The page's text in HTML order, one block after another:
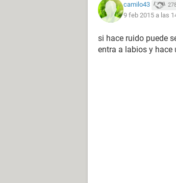
camilo43
9 feb 2015 a las
si hace ruido puede
entra a labios y hace